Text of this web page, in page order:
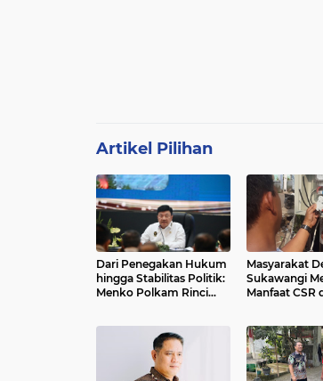
Artikel Pilihan
Dari Penegakan Hukum
hingga Stabilitas Politik:
Menko Polkam Rinci
Masyarakat
Sukawangi
Manfaat CSR